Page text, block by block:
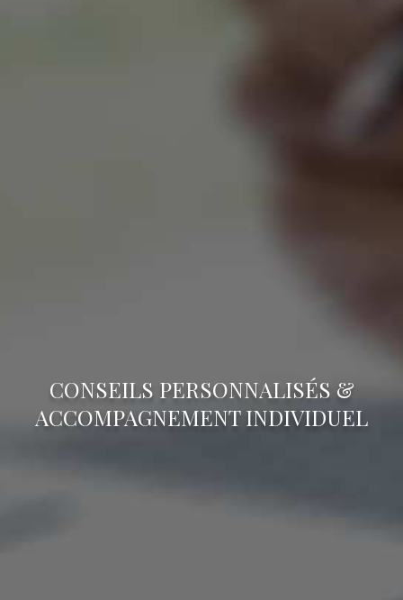
CONSEILS PERSONNALISÉS &
ACCOMPAGNEMENT INDIVIDUEL